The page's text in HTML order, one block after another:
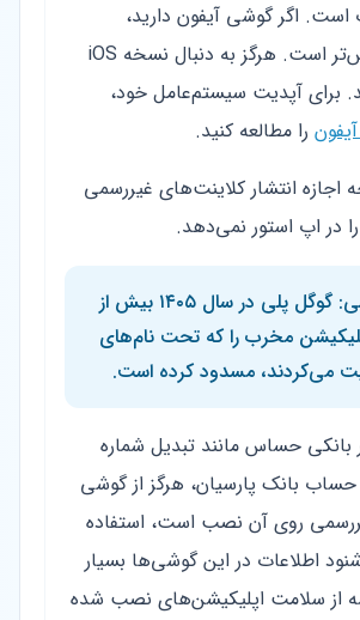
اگر گوشی آیفون دارید،
وضعیت حساس‌تر است. هرگز به دنبال نسخه iOS
برای آپدیت سیستم‌عامل خود،
را مطالعه کنید.
اجازه انتشار کلاینت‌های غیررسمی
را در اپ استور نمی‌دهد.
واقعیت علمی: گوگل پلی در سال ۱۴۰۵ بیش از
مخرب را که تحت نام‌های
می‌کردند، مسدود کرده است.
بانکی حساس مانند تبدیل شماره
بانک پارسیان، هرگز از گوشی
روی آن نصب است، استفاده
اطلاعات در این گوشی‌ها بسیار
از سلامت اپلیکیشن‌های نصب شده